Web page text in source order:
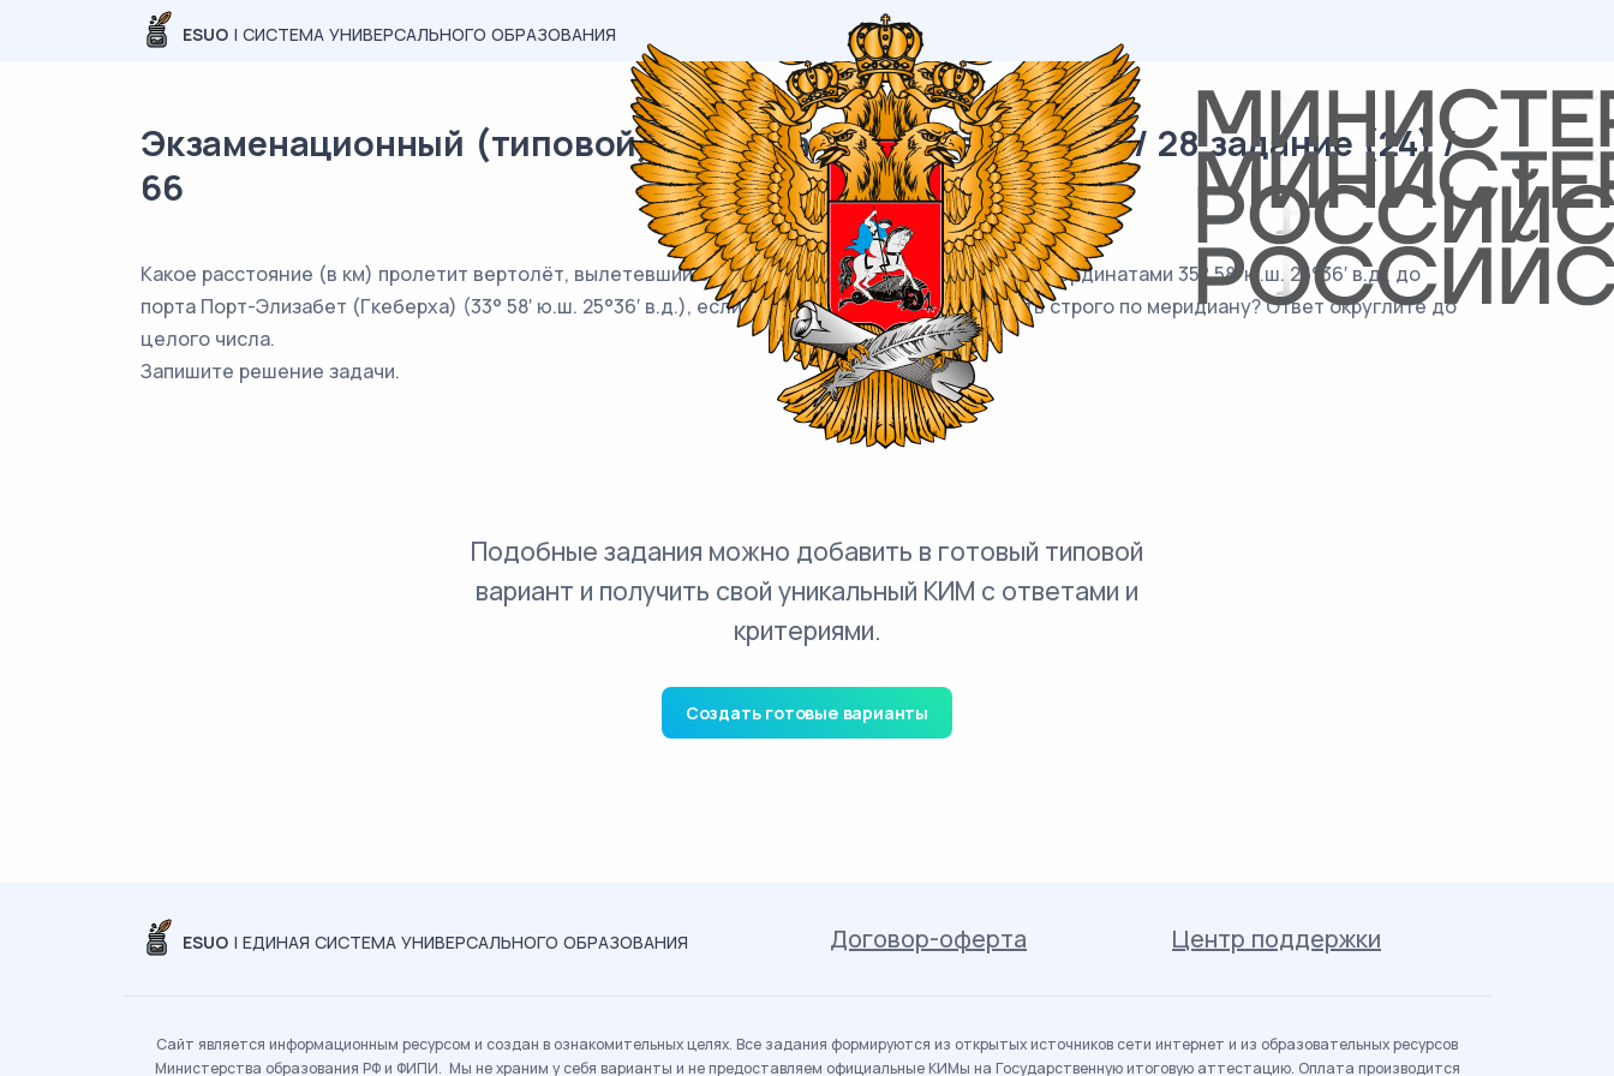
ESUO | СИСТЕМА УНИВЕРСАЛЬНОГО ОБРАЗОВАНИЯ
Экзаменационный (типовой) материал ЕГЭ / География / 28 задание (24) /
66
Какое расстояние (в км) пролетит вертолёт, вылетевший с корабля, находящегося в точке с координатами 35° 58′ ю.ш. 25°36′ в.д., до
порта Порт-Элизабет (Гкеберха) (33° 58′ ю.ш. 25°36′ в.д.), если известно, что он будет лететь строго по меридиану? Ответ округлите до
целого числа.
Запишите решение задачи.
Подобные задания можно добавить в готовый типовой
вариант и получить свой уникальный КИМ с ответами и
критериями.
Создать готовые варианты
ESUO | ЕДИНАЯ СИСТЕМА УНИВЕРСАЛЬНОГО ОБРАЗОВАНИЯ Договор-оферта Центр поддержки
Сайт является информационным ресурсом и создан в ознакомительных целях. Все задания формируются из открытых источников сети интернет и из образовательных ресурсов
Министерства образования РФ и ФИПИ. Мы не храним у себя варианты и не предоставляем официальные КИМы на Государственную итоговую аттестацию. Оплата производится